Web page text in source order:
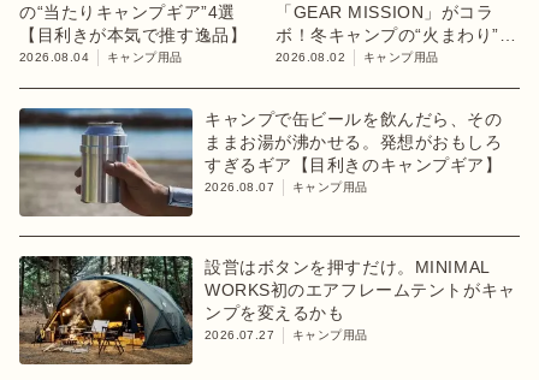
の“当たりキャンプギア”4選
【目利きが本気で推す逸品】
2026.08.04 キャンプ用品
「GEAR MISSION」がコラ
ボ！冬キャンプの“火まわり”を
担う限定K3クッキングストー
2026.08.02 キャンプ用品
キャンプで缶ビールを飲んだら、その
ままお湯が沸かせる。発想がおもしろ
すぎるギア【目利きのキャンプギア】
2026.08.07 キャンプ用品
設営はボタンを押すだけ。MINIMAL
WORKS初のエアフレームテントがキャ
ンプを変えるかも
2026.07.27 キャンプ用品